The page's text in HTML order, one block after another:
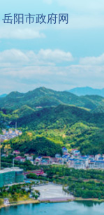
岳阳市政府网